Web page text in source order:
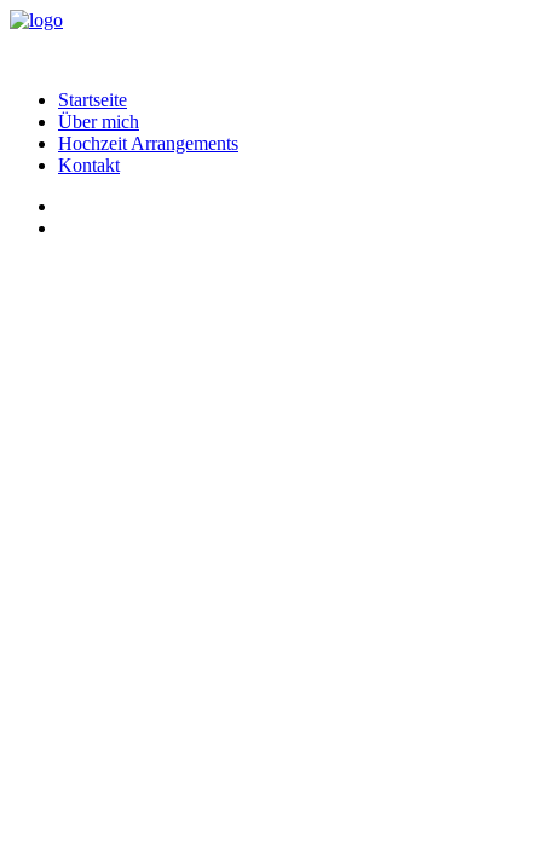
Startseite
Über mich
Hochzeit Arrangements
Kontakt